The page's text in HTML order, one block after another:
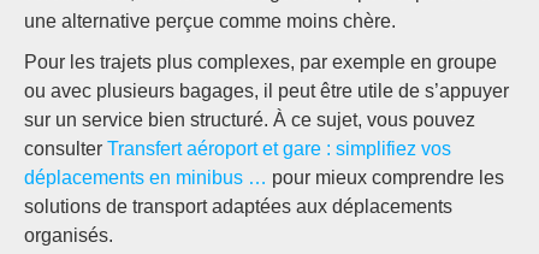
une alternative perçue comme moins chère.
Pour les trajets plus complexes, par exemple en groupe
ou avec plusieurs bagages, il peut être utile de s’appuyer
sur un service bien structuré. À ce sujet, vous pouvez
consulter Transfert aéroport et gare : simplifiez vos
déplacements en minibus … pour mieux comprendre les
solutions de transport adaptées aux déplacements
organisés.